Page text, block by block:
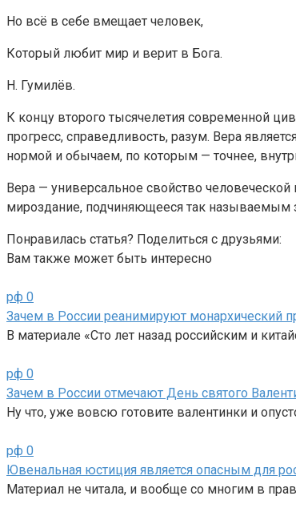
Но всё в себе вмещает человек,
Который любит мир и верит в Бога.
Н. Гумилёв.
К концу второго тысячелетия современной
прогресс, справедливость, разум. Вера
нормой и обычаем, по которым — точнее,
Вера — универсальное свойство
мироздание, подчиняющееся так называемым
Понравилась статья? Поделиться с друзьями:
Вам также может быть интересно
рф 0
Зачем в России реанимируют монархический
В материале «Сто лет назад российским и
рф 0
Зачем в России отмечают День святого
Ну что, уже вовсю готовите валентинки и
рф 0
Ювенальная юстиция является опасным для
Материал не читала, и вообще со многим в